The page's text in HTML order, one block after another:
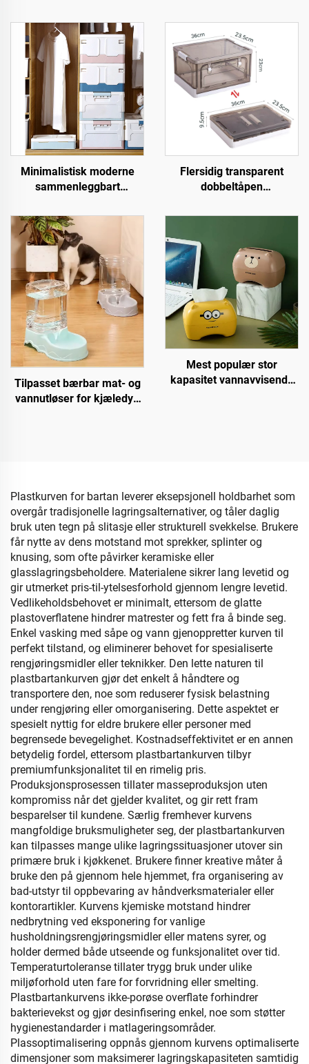
Minimalistisk moderne
sammenleggbart
rektangulær brettbar
organiserer med lokk til
kontorordning
Flersidig transparent
dobbeltåpen
rektangulær avtagbar
brettbar rektangulær boks
Tilpasset bærbar mat- og
vannutløser for kjæledyr,
Mest populær stor
kapasitet vannavvisende
Plastkurven for bartan leverer eksepsjonell holdbarhet som
overgår tradisjonelle lagringsalternativer, og tåler daglig
bruk uten tegn på slitasje eller strukturell svekkelse. Brukere
får nytte av dens motstand mot sprekker, splinter og
knusing, som ofte påvirker keramiske eller
glasslagringsbeholdere. Materialene sikrer lang levetid og
gir utmerket pris-til-ytelsesforhold gjennom lengre levetid.
Vedlikeholdsbehovet er minimalt, ettersom de glatte
plastoverflatene hindrer matrester og fett fra å binde seg.
Enkel vasking med såpe og vann gjenoppretter kurven til
perfekt tilstand, og eliminerer behovet for spesialiserte
rengjøringsmidler eller teknikker. Den lette naturen til
plastbartankurven gjør det enkelt å håndtere og
transportere den, noe som reduserer fysisk belastning
under rengjøring eller omorganisering. Dette aspektet er
spesielt nyttig for eldre brukere eller personer med
begrensede bevegelighet. Kostnadseffektivitet er en annen
betydelig fordel, ettersom plastbartankurven tilbyr
premiumfunksjonalitet til en rimelig pris.
Produksjonsprosessen tillater masseproduksjon uten
kompromiss når det gjelder kvalitet, og gir rett fram
besparelser til kundene. Særlig fremhever kurvens
mangfoldige bruksmuligheter seg, der plastbartankurven
kan tilpasses mange ulike lagringssituasjoner utover sin
primære bruk i kjøkkenet. Brukere finner kreative måter å
bruke den på gjennom hele hjemmet, fra organisering av
bad-utstyr til oppbevaring av håndverksmaterialer eller
kontorartikler. Kurvens kjemiske motstand hindrer
nedbrytning ved eksponering for vanlige
husholdningsrengjøringsmidler eller matens syrer, og
holder dermed både utseende og funksjonalitet over tid.
Temperaturtoleranse tillater trygg bruk under ulike
miljøforhold uten fare for forvridning eller smelting.
Plastbartankurvens ikke-porøse overflate forhindrer
bakterievekst og gjør desinfisering enkel, noe som støtter
hygienestandarder i matlageringsområder.
Plassoptimalisering oppnås gjennom kurvens optimaliserte
dimensjoner som maksimerer lagringskapasiteten samtidig